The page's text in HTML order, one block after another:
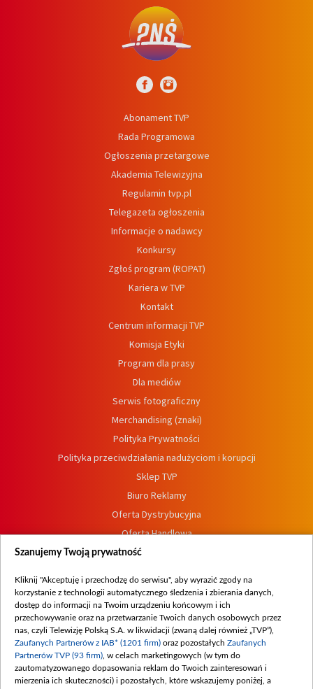
Abonament TVP
Rada Programowa
Ogłoszenia przetargowe
Akademia Telewizyjna
Regulamin tvp.pl
Telegazeta ogłoszenia
Informacje o nadawcy
Konkursy
Zgłoś program (ROPAT)
Kariera w TVP
Kontakt
Centrum informacji TVP
Komisja Etyki
Program dla prasy
Dla mediów
Serwis fotograficzny
Merchandising (znaki)
Polityka Prywatności
Polityka przeciwdziałania nadużyciom i korupcji
Sklep TVP
Biuro Reklamy
Oferta Dystrybucyjna
Oferta Handlowa
Dostępność
Procedura zgłoszeń wewnętrznych
Szanujemy Twoją prywatność
Kliknij "Akceptuję i przechodzę do serwisu", aby wyrazić zgody na
korzystanie z technologii automatycznego śledzenia i zbierania danych,
dostęp do informacji na Twoim urządzeniu końcowym i ich
przechowywanie oraz na przetwarzanie Twoich danych osobowych przez
nas, czyli Telewizję Polską S.A. w likwidacji (zwaną dalej również „TVP”),
Zaufanych Partnerów z IAB* (1201 firm) oraz pozostałych Zaufanych
Partnerów TVP (93 firm) , w celach marketingowych (w tym do
zautomatyzowanego dopasowania reklam do Twoich zainteresowań i
mierzenia ich skuteczności) i pozostałych, które wskazujemy poniżej, a